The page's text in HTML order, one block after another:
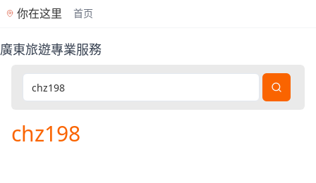
你在这里 首页
廣東旅遊專業服務
廣東旅遊是香港專業旅行社（牌照353362），2012年重塑品
chz198